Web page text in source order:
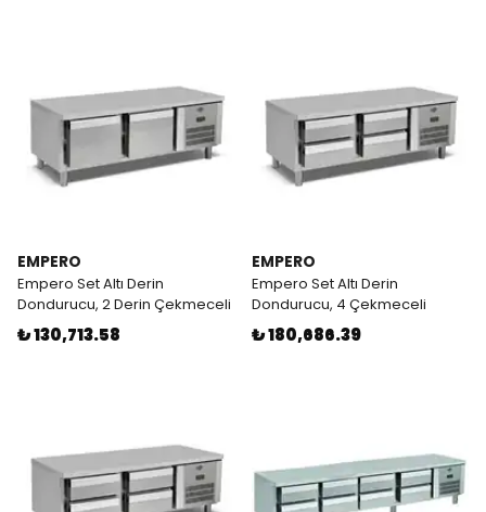
EMPERO
Empero Set Altı Derin
Dondurucu, 2 Derin Çekmeceli
₺ 130,713.58
EMPERO
Empero Set Altı Derin
Dondurucu, 4 Çekmeceli
₺ 180,686.39